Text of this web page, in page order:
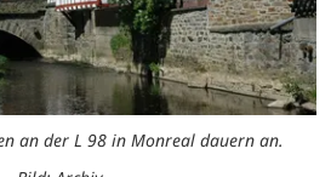
an der L 98 in Monreal dauern an.